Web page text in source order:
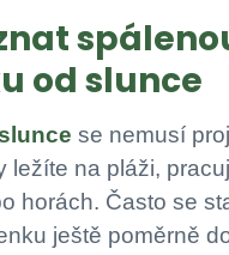
od slunce
se nemusí
ležíte na pláži,
horách. Často se
ještě poměrně